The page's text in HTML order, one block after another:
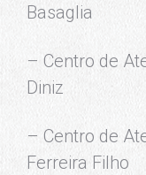
Basaglia
– Centro de
Diniz
– Centro de
Ferreira Filho